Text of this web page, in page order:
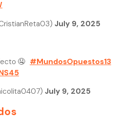
July 9, 2025
#MundosOpuestos13
July 9, 2025